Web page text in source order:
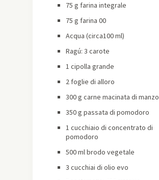
75 g farina integrale
75 g farina 00
Acqua (circa100 ml)
Ragú: 3 carote
1 cipolla grande
2 foglie di alloro
300 g carne macinata di manzo
350 g passata di pomodoro
1 cucchiaio di concentrato di
pomodoro
500 ml brodo vegetale
3 cucchiai di olio evo